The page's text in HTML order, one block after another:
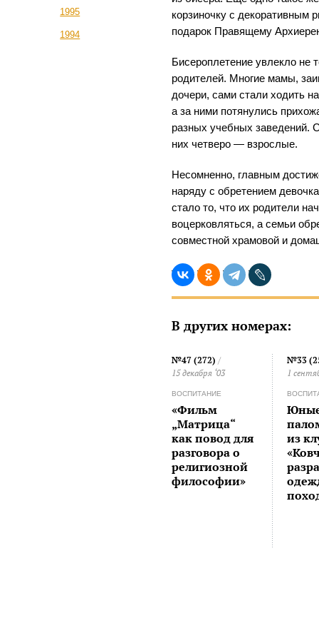
1995
1994
корзиночку с декоративным
подарок Правящему
Бисероплетение увлекло не
родителей. Многие мамы,
дочери, сами стали ходить
а за ними потянулись
разных учебных заведений.
них четверо — взрослые.
Несомненно, главным
наряду с обретением
стало то, что их родители
воцерковляться, а семьи
совместной храмовой и
В других номерах:
№47 (272) /
15 декабря ‘03
ВОСПИТАНИЕ
«Фильм
„Матрица“
как повод для
разговора о
религиозной
философии»
№33
1
из